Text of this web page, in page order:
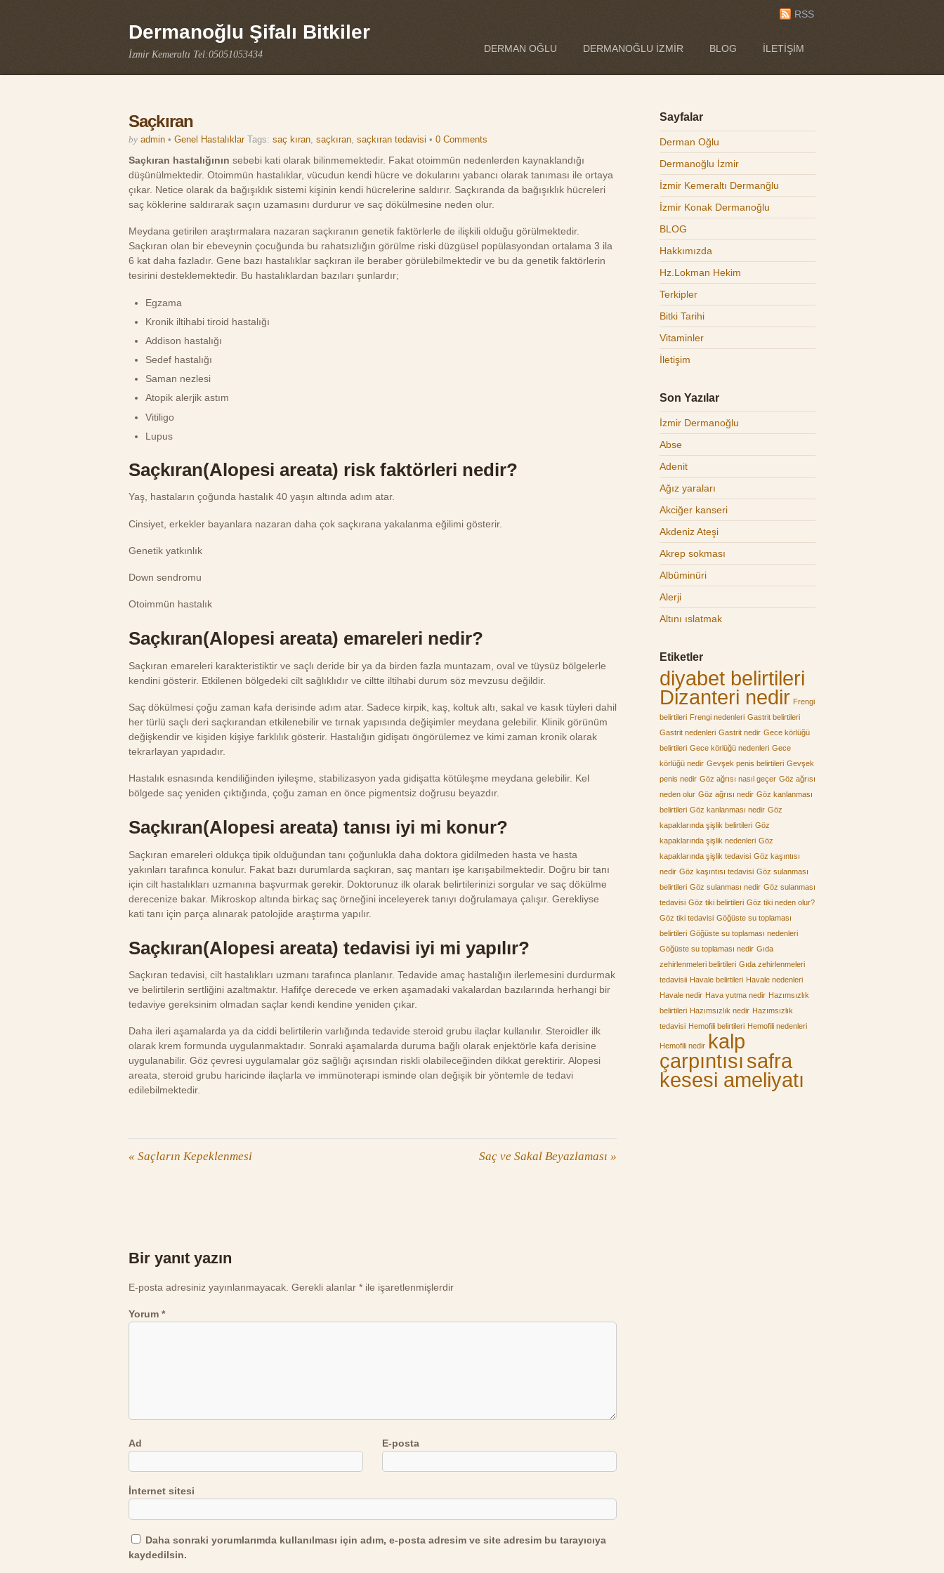
Dermanoğlu Şifalı Bitkiler
İzmir Kemeraltı Tel:05051053434
DERMAN OĞLU DERMANOĞLU İZMIR BLOG İLETIŞIM
RSS
Saçkıran
by admin • Genel Hastalıklar Tags: saç kıran, saçkıran, saçkıran tedavisi • 0 Comments
Saçkıran hastalığının sebebi kati olarak bilinmemektedir. Fakat otoimmün nedenlerden kaynaklandığı
düşünülmektedir. Otoimmün hastalıklar, vücudun kendi hücre ve dokularını yabancı olarak tanıması ile ortaya
çıkar. Netice olarak da bağışıklık sistemi kişinin kendi hücrelerine saldırır. Saçkıranda da bağışıklık hücreleri
saç köklerine saldırarak saçın uzamasını durdurur ve saç dökülmesine neden olur.
Meydana getirilen araştırmalara nazaran saçkıranın genetik faktörlerle de ilişkili olduğu görülmektedir.
Saçkıran olan bir ebeveynin çocuğunda bu rahatsızlığın görülme riski düzgüsel popülasyondan ortalama 3 ila
6 kat daha fazladır. Gene bazı hastalıklar saçkıran ile beraber görülebilmektedir ve bu da genetik faktörlerin
tesirini desteklemektedir. Bu hastalıklardan bazıları şunlardır;
Egzama
Kronik iltihabi tiroid hastalığı
Addison hastalığı
Sedef hastalığı
Saman nezlesi
Atopik alerjik astım
Vitiligo
Lupus
Saçkıran(Alopesi areata) risk faktörleri nedir?
Yaş, hastaların çoğunda hastalık 40 yaşın altında adım atar.
Cinsiyet, erkekler bayanlara nazaran daha çok saçkırana yakalanma eğilimi gösterir.
Genetik yatkınlık
Down sendromu
Otoimmün hastalık
Saçkıran(Alopesi areata) emareleri nedir?
Saçkıran emareleri karakteristiktir ve saçlı deride bir ya da birden fazla muntazam, oval ve tüysüz bölgelerle
kendini gösterir. Etkilenen bölgedeki cilt sağlıklıdır ve ciltte iltihabi durum söz mevzusu değildir.
Saç dökülmesi çoğu zaman kafa derisinde adım atar. Sadece kirpik, kaş, koltuk altı, sakal ve kasık tüyleri dahil
her türlü saçlı deri saçkırandan etkilenebilir ve tırnak yapısında değişimler meydana gelebilir. Klinik görünüm
değişkendir ve kişiden kişiye farklılık gösterir. Hastalığın gidişatı öngörülemez ve kimi zaman kronik olarak
tekrarlayan yapıdadır.
Hastalık esnasında kendiliğinden iyileşme, stabilizasyon yada gidişatta kötüleşme meydana gelebilir. Kel
bölgede saç yeniden çıktığında, çoğu zaman en önce pigmentsiz doğrusu beyazdır.
Saçkıran(Alopesi areata) tanısı iyi mi konur?
Saçkıran emareleri oldukça tipik olduğundan tanı çoğunlukla daha doktora gidilmeden hasta ve hasta
yakınları tarafınca konulur. Fakat bazı durumlarda saçkıran, saç mantarı işe karışabilmektedir. Doğru bir tanı
için cilt hastalıkları uzmanına başvurmak gerekir. Doktorunuz ilk olarak belirtilerinizi sorgular ve saç dökülme
derecenize bakar. Mikroskop altında birkaç saç örneğini inceleyerek tanıyı doğrulamaya çalışır. Gerekliyse
kati tanı için parça alınarak patolojide araştırma yapılır.
Saçkıran(Alopesi areata) tedavisi iyi mi yapılır?
Saçkıran tedavisi, cilt hastalıkları uzmanı tarafınca planlanır. Tedavide amaç hastalığın ilerlemesini durdurmak
ve belirtilerin sertliğini azaltmaktır. Hafifçe derecede ve erken aşamadaki vakalardan bazılarında herhangi bir
tedaviye gereksinim olmadan saçlar kendi kendine yeniden çıkar.
Daha ileri aşamalarda ya da ciddi belirtilerin varlığında tedavide steroid grubu ilaçlar kullanılır. Steroidler ilk
olarak krem formunda uygulanmaktadır. Sonraki aşamalarda duruma bağlı olarak enjektörle kafa derisine
uygulanabilir. Göz çevresi uygulamalar göz sağlığı açısından riskli olabileceğinden dikkat gerektirir. Alopesi
areata, steroid grubu haricinde ilaçlarla ve immünoterapi isminde olan değişik bir yöntemle de tedavi
edilebilmektedir.
« Saçların Kepeklenmesi Saç ve Sakal Beyazlaması »
Bir yanıt yazın
E-posta adresiniz yayınlanmayacak. Gerekli alanlar * ile işaretlenmişlerdir
Yorum *
Ad E-posta
İnternet sitesi
Daha sonraki yorumlarımda kullanılması için adım, e-posta adresim ve site adresim bu tarayıcıya
kaydedilsin.
Sayfalar
Derman Oğlu
Dermanoğlu İzmir
İzmir Kemeraltı Dermanğlu
İzmir Konak Dermanoğlu
BLOG
Hakkımızda
Hz.Lokman Hekim
Terkipler
Bitki Tarihi
Vitaminler
İletişim
Son Yazılar
İzmir Dermanoğlu
Abse
Adenit
Ağız yaraları
Akciğer kanseri
Akdeniz Ateşi
Akrep sokması
Albüminüri
Alerji
Altını ıslatmak
Etiketler
diyabet belirtileri
Dizanteri nedir Frengi
belirtileri Frengi nedenleri Gastrit belirtileri
Gastrit nedenleri Gastrit nedir Gece körlüğü
belirtileri Gece körlüğü nedenleri Gece
körlüğü nedir Gevşek penis belirtileri Gevşek
penis nedir Göz ağrısı nasıl geçer Göz ağrısı
neden olur Göz ağrısı nedir Göz kanlanması
belirtileri Göz kanlanması nedir Göz
kapaklarında şişlik belirtileri Göz
kapaklarında şişlik nedenleri Göz
kapaklarında şişlik tedavisi Göz kaşıntısı
nedir Göz kaşıntısı tedavisi Göz sulanması
belirtileri Göz sulanması nedir Göz sulanması
tedavisi Göz tiki belirtileri Göz tiki neden olur?
Göz tiki tedavisi Göğüste su toplaması
belirtileri Göğüste su toplaması nedenleri
Göğüste su toplaması nedir Gıda
zehirlenmeleri belirtileri Gıda zehirlenmeleri
tedavisii Havale belirtileri Havale nedenleri
Havale nedir Hava yutma nedir Hazımsızlık
belirtileri Hazımsızlık nedir Hazımsızlık
tedavisi Hemofili belirtileri Hemofili nedenleri
Hemofili nedir kalp
çarpıntısı safra
kesesi ameliyatı